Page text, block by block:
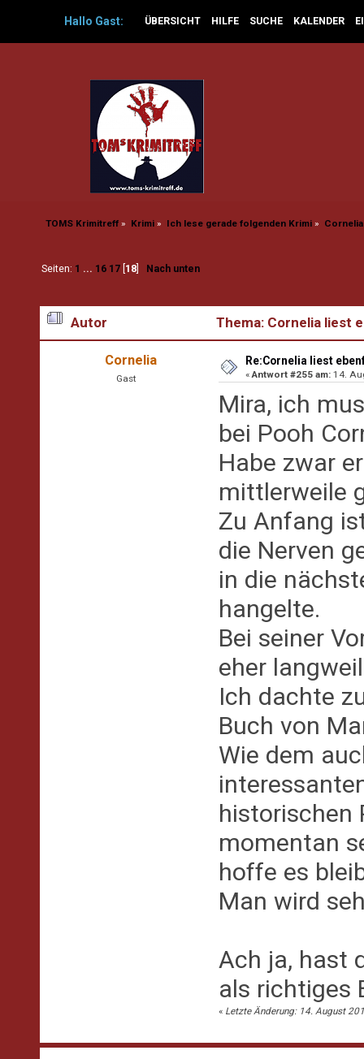
Hallo Gast: ÜBERSICHT HILFE SUCHE KALENDER
TOMS Krimitreff» Krimi» Ich lese gerade folgenden Krimi»
Seiten: 1 ... 16 17 18 Nach unten
Autor Thema: Cornelia liest
Cornelia
Gast
Re:Cornelia liest
«Antwort #255 am: 14.
Mira, ich
bei Pooh
Habe zwar
mittlerweile
Zu Anfang
die Nerven
in die
hangelte.
Bei seiner
eher
Ich dachte
Buch von
Wie dem
historischen
momentan
hoffe es
Man wird
Ach ja, hast
als richtiges
« Letzte Änderung: 14. August